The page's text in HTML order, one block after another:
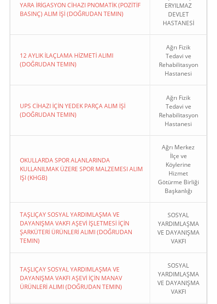
YARA İRİGASYON CİHAZI PNOMATİK (POZİTİF
BASINÇ) ALIM İŞİ (DOĞRUDAN TEMIN)
ERYILMAZ
DEVLET
HASTANESİ
12 AYLIK İLAÇLAMA HİZMETİ ALIMI
(DOĞRUDAN TEMIN)
Ağrı Fizik
Tedavi ve
Rehabilitasyon
Hastanesi
UPS CİHAZI İÇİN YEDEK PARÇA ALIM İŞİ
(DOĞRUDAN TEMIN)
Ağrı Fizik
Tedavi ve
Rehabilitasyon
Hastanesi
OKULLARDA SPOR ALANLARINDA
KULLANILMAK ÜZERE SPOR MALZEMESI ALIM
IŞI (KHGB)
Ağrı Merkez
İlçe ve
Köylerine
Hizmet
Götürme Birliği
Başkanlığı
TAŞLIÇAY SOSYAL YARDIMLAŞMA VE
DAYANIŞMA VAKFI AŞEVİ İŞLETMESİ İÇİN
ŞARKÜTERİ ÜRÜNLERİ ALIMI (DOĞRUDAN
TEMIN)
SOSYAL
YARDIMLAŞMA
VE DAYANIŞMA
VAKFI
TAŞLIÇAY SOSYAL YARDIMLAŞMA VE
DAYANIŞMA VAKFI AŞEVİ İÇİN MANAV
ÜRÜNLERİ ALIMI (DOĞRUDAN TEMIN)
SOSYAL
YARDIMLAŞMA
VE DAYANIŞMA
VAKFI